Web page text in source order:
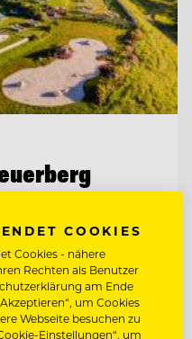
See, Österreich
COOKIES
Cookies - nähere
Rechten als Benutzer
am Ende
um Cookies
Webseite besuchen zu
Einstellungen“, um